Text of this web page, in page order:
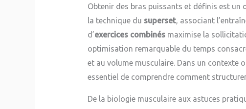
Obtenir des bras puissants et définis est un
la technique du superset, associant
d’exercices combinésmaximise la
optimisation remarquable du temps
et au volume musculaire. Dans un contexte
essentiel de comprendre comment
De la biologie musculaire aux astuces